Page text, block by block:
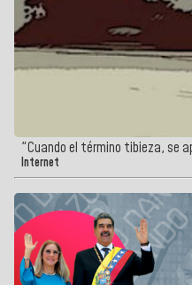
"Cuando el término tibieza, se
Internet